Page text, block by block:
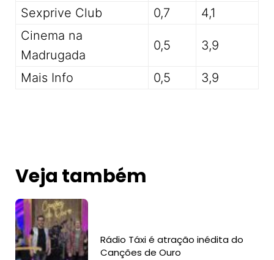
Sexprive Club
0,7
4,1
Cinema na
Madrugada
0,5 3,9
Mais Info 0,5 3,9
Veja também
Rádio Táxi é atração inédita do
Canções de Ouro